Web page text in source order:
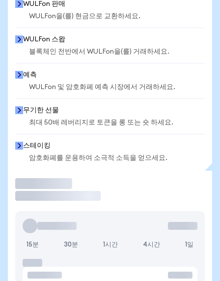
WULFon 판매
WULFon을(를) 현금으로 교환하세요.
WULFon 스왑
블록체인 전반에서 WULFon을(를) 거래하세요.
예측
WULFon 및 암호화폐 예측 시장에서 거래하세요.
무기한 선물
최대 50배 레버리지로 토큰을 롱 또는 숏 하세요.
스테이킹
암호화폐를 운용하여 소극적 소득을 얻으세요.
15분 30분 1시간 4시간 1일